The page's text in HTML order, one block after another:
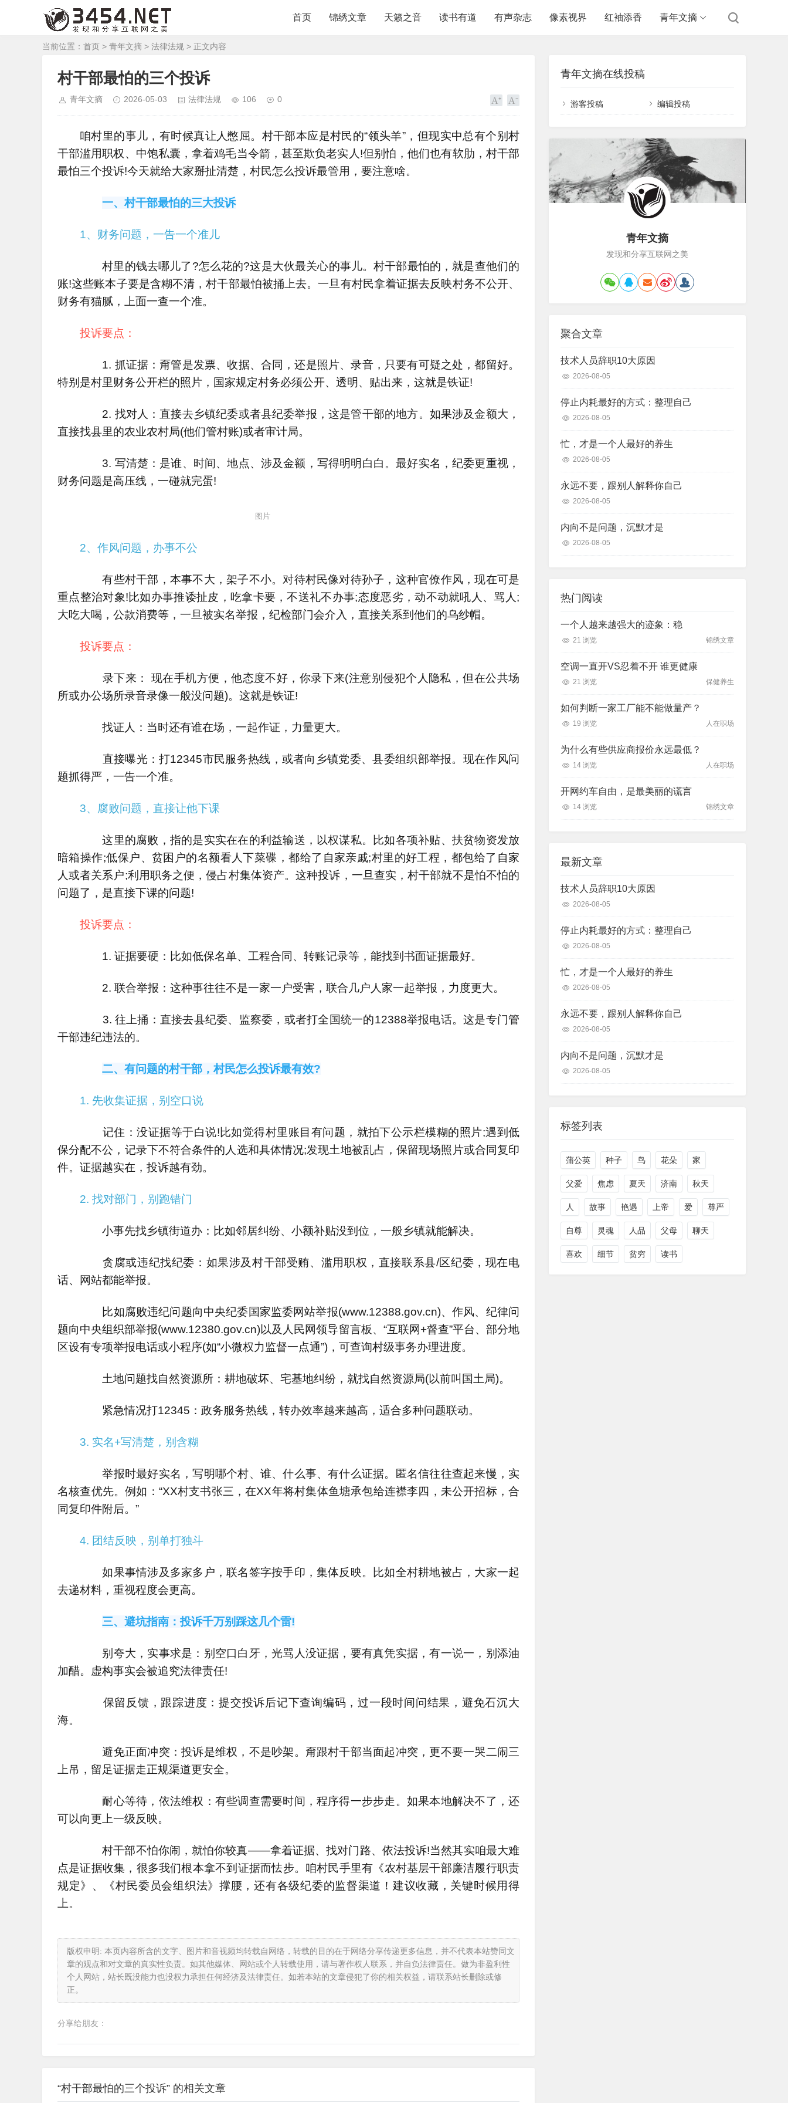
首页 锦绣文章 天籁之音 读书有道 有声杂志 像素视界 红袖添香 青年文摘
当前位置： 首页 > 青年文摘 > 法律法规 > 正文内容
村干部最怕的三个投诉
青年文摘 2026-05-03 法律法规 106 0
咱村里的事儿，有时候真让人憋屈。村干部本应是村民的“领头羊”，但现实中总有个别村
干部滥用职权、中饱私囊，拿着鸡毛当令箭，甚至欺负老实人!但别怕，他们也有软肋，村干部
最怕三个投诉!今天就给大家掰扯清楚，村民怎么投诉最管用，要注意啥。
一、村干部最怕的三大投诉
1、财务问题，一告一个准儿
村里的钱去哪儿了?怎么花的?这是大伙最关心的事儿。村干部最怕的，就是查他们的
账!这些账本子要是含糊不清，村干部最怕被捅上去。一旦有村民拿着证据去反映村务不公开、
财务有猫腻，上面一查一个准。
投诉要点：
1. 抓证据：甭管是发票、收据、合同，还是照片、录音，只要有可疑之处，都留好。
特别是村里财务公开栏的照片，国家规定村务必须公开、透明、贴出来，这就是铁证!
2. 找对人：直接去乡镇纪委或者县纪委举报，这是管干部的地方。如果涉及金额大，
直接找县里的农业农村局(他们管村账)或者审计局。
3. 写清楚：是谁、时间、地点、涉及金额，写得明明白白。最好实名，纪委更重视，
财务问题是高压线，一碰就完蛋!
图片
2、作风问题，办事不公
有些村干部，本事不大，架子不小。对待村民像对待孙子，这种官僚作风，现在可是
重点整治对象!比如办事推诿扯皮，吃拿卡要，不送礼不办事;态度恶劣，动不动就吼人、骂人;
大吃大喝，公款消费等，一旦被实名举报，纪检部门会介入，直接关系到他们的乌纱帽。
投诉要点：
录下来： 现在手机方便，他态度不好，你录下来(注意别侵犯个人隐私，但在公共场
所或办公场所录音录像一般没问题)。这就是铁证!
找证人：当时还有谁在场，一起作证，力量更大。
直接曝光：打12345市民服务热线，或者向乡镇党委、县委组织部举报。现在作风问
题抓得严，一告一个准。
3、腐败问题，直接让他下课
这里的腐败，指的是实实在在的利益输送，以权谋私。比如各项补贴、扶贫物资发放
暗箱操作;低保户、贫困户的名额看人下菜碟，都给了自家亲戚;村里的好工程，都包给了自家
人或者关系户;利用职务之便，侵占村集体资产。这种投诉，一旦查实，村干部就不是怕不怕的
问题了，是直接下课的问题!
投诉要点：
1. 证据要硬：比如低保名单、工程合同、转账记录等，能找到书面证据最好。
2. 联合举报：这种事往往不是一家一户受害，联合几户人家一起举报，力度更大。
3. 往上捅：直接去县纪委、监察委，或者打全国统一的12388举报电话。这是专门管
干部违纪违法的。
二、有问题的村干部，村民怎么投诉最有效?
1. 先收集证据，别空口说
记住：没证据等于白说!比如觉得村里账目有问题，就拍下公示栏模糊的照片;遇到低
保分配不公，记录下不符合条件的人选和具体情况;发现土地被乱占，保留现场照片或合同复印
件。证据越实在，投诉越有劲。
2. 找对部门，别跑错门
小事先找乡镇街道办：比如邻居纠纷、小额补贴没到位，一般乡镇就能解决。
贪腐或违纪找纪委：如果涉及村干部受贿、滥用职权，直接联系县/区纪委，现在电
话、网站都能举报。
比如腐败违纪问题向中央纪委国家监委网站举报(www.12388.gov.cn)、作风、纪律问
题向中央组织部举报(www.12380.gov.cn)以及人民网领导留言板、“互联网+督查”平台、部分地
区设有专项举报电话或小程序(如“小微权力监督一点通”)，可查询村级事务办理进度。
土地问题找自然资源所：耕地破坏、宅基地纠纷，就找自然资源局(以前叫国土局)。
紧急情况打12345：政务服务热线，转办效率越来越高，适合多种问题联动。
3. 实名+写清楚，别含糊
举报时最好实名，写明哪个村、谁、什么事、有什么证据。匿名信往往查起来慢，实
名核查优先。例如：“XX村支书张三，在XX年将村集体鱼塘承包给连襟李四，未公开招标，合
同复印件附后。”
4. 团结反映，别单打独斗
如果事情涉及多家多户，联名签字按手印，集体反映。比如全村耕地被占，大家一起
去递材料，重视程度会更高。
三、避坑指南：投诉千万别踩这几个雷!
别夸大，实事求是：别空口白牙，光骂人没证据，要有真凭实据，有一说一，别添油
加醋。虚构事实会被追究法律责任!
保留反馈，跟踪进度：提交投诉后记下查询编码，过一段时间问结果，避免石沉大
海。
避免正面冲突：投诉是维权，不是吵架。甭跟村干部当面起冲突，更不要一哭二闹三
上吊，留足证据走正规渠道更安全。
耐心等待，依法维权：有些调查需要时间，程序得一步步走。如果本地解决不了，还
可以向更上一级反映。
村干部不怕你闹，就怕你较真——拿着证据、找对门路、依法投诉!当然其实咱最大难
点是证据收集，很多我们根本拿不到证据而怯步。咱村民手里有《农村基层干部廉洁履行职责
规定》、《村民委员会组织法》撑腰，还有各级纪委的监督渠道！建议收藏，关键时候用得
上。
版权申明: 本页内容所含的文字、图片和音视频均转载自网络，转载的目的在于网络分享传递更多信息，并不代表本站赞同文
章的观点和对文章的真实性负责。如其他媒体、网站或个人转载使用，请与著作权人联系，并自负法律责任。做为非盈利性
个人网站，站长既没能力也没权力承担任何经济及法律责任。如若本站的文章侵犯了你的相关权益，请联系站长删除或修
正。
分享给朋友：
“村干部最怕的三个投诉” 的相关文章
青年文摘在线投稿
游客投稿 编辑投稿
青年文摘
发现和分享互联网之美
聚合文章
技术人员辞职10大原因
2026-08-05
停止内耗最好的方式：整理自己
2026-08-05
忙，才是一个人最好的养生
2026-08-05
永远不要，跟别人解释你自己
2026-08-05
内向不是问题，沉默才是
2026-08-05
热门阅读
一个人越来越强大的迹象：稳
21 浏览 锦绣文章
空调一直开VS忍着不开 谁更健康
21 浏览 保健养生
如何判断一家工厂能不能做量产？
19 浏览 人在职场
为什么有些供应商报价永远最低？
14 浏览 人在职场
开网约车自由，是最美丽的谎言
14 浏览 锦绣文章
最新文章
技术人员辞职10大原因
2026-08-05
停止内耗最好的方式：整理自己
2026-08-05
忙，才是一个人最好的养生
2026-08-05
永远不要，跟别人解释你自己
2026-08-05
内向不是问题，沉默才是
2026-08-05
标签列表
蒲公英 种子 鸟 花朵 家
父爱 焦虑 夏天 济南 秋天
人 故事 艳遇 上帝 爱 尊严
自尊 灵魂 人品 父母 聊天
喜欢 细节 贫穷 读书